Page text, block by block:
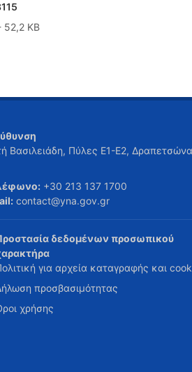
52,2 KB
Βασιλειάδη, Πύλες Ε1-Ε2, Δραπετσώνα
+30 213 137 1700
contact@yna.gov.gr
δεδομένων προσωπικού
για αρχεία καταγραφής και
προσβασιμότητας
χρήσης